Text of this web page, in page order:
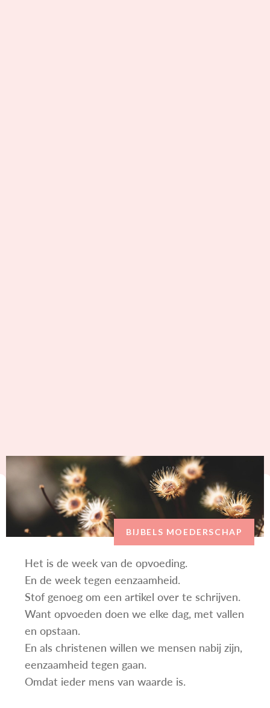
BIJBELS MOEDERSCHAP
Het is de week van de opvoeding.
En de week tegen eenzaamheid.
Stof genoeg om een artikel over te schrijven.
Want opvoeden doen we elke dag, met vallen
en opstaan.
En als christenen willen we mensen nabij zijn,
eenzaamheid tegen gaan.
Omdat ieder mens van waarde is.